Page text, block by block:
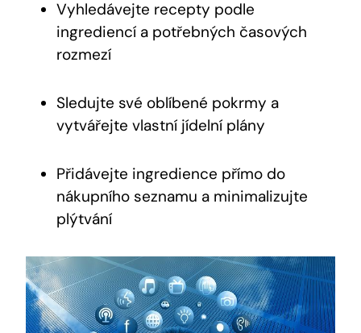
‍Vyhledávejte ‍recepty podle
ingrediencí a potřebných časových
‌rozmezí
Sledujte své oblíbené pokrmy a
vytvářejte vlastní jídelní plány
‍Přidávejte ​ingredience přímo do
nákupního ‍seznamu a ⁣minimalizujte
plýtvání